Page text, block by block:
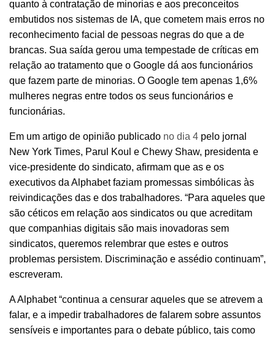
quanto à contratação de minorias e aos preconceitos
embutidos nos sistemas de IA, que cometem mais erros no
reconhecimento facial de pessoas negras do que a de
brancas. Sua saída gerou uma tempestade de críticas em
relação ao tratamento que o Google dá aos funcionários
que fazem parte de minorias. O Google tem apenas 1,6%
mulheres negras entre todos os seus funcionários e
funcionárias.
Em um artigo de opinião publicado no dia 4 pelo jornal
New York Times, Parul Koul e Chewy Shaw, presidenta e
vice-presidente do sindicato, afirmam que as e os
executivos da Alphabet faziam promessas simbólicas às
reivindicações das e dos trabalhadores. “Para aqueles que
são céticos em relação aos sindicatos ou que acreditam
que companhias digitais são mais inovadoras sem
sindicatos, queremos relembrar que estes e outros
problemas persistem. Discriminação e assédio continuam”,
escreveram.
A Alphabet “continua a censurar aqueles que se atrevem a
falar, e a impedir trabalhadores de falarem sobre assuntos
sensíveis e importantes para o debate público, tais como